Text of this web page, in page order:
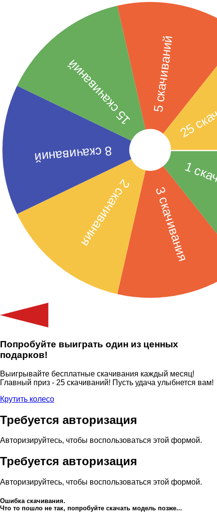
Попробуйте выиграть один из ценных
подарков!
Выигрывайте бесплатные скачивания каждый месяц!
Главный приз - 25 скачиваний! Пусть удача улыбнется вам!
Крутить колесо
Требуется авторизация
Авторизируйтесь, чтобы воспользоваться этой формой.
Требуется авторизация
Авторизируйтесь, чтобы воспользоваться этой формой.
Ошибка скачивания.
Что то пошло не так, попробуйте скачать модель позже...